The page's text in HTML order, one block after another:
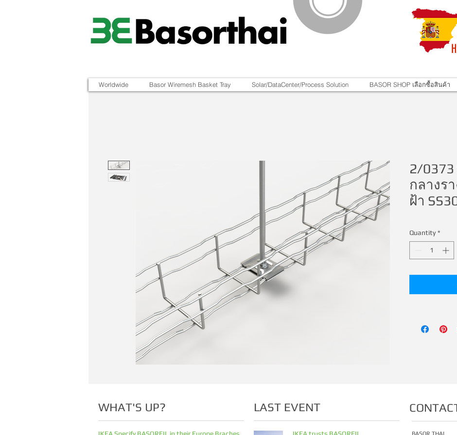
Worldwide Basor Wiremesh Basket Tray Solar/DataCenter/Process Solution BASOR SHOP เลือกซื้อสินค้า
2/0373
กลางร
ฝ้า
Quantity *
WHAT'S UP? LAST EVENT
BASOR THAI